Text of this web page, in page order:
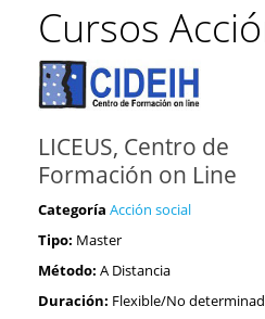
Cursos
LICEUS, Centro de
Formación on Line
Categoría Acción social
Tipo: Master
Método: A Distancia
Duración: Flexible/No